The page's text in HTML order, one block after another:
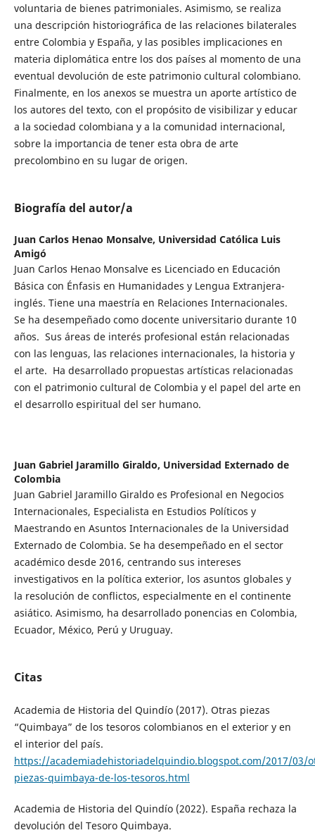
voluntaria de bienes patrimoniales. Asimismo, se realiza
una descripción historiográfica de las relaciones bilaterales
entre Colombia y España, y las posibles implicaciones en
materia diplomática entre los dos países al momento de una
eventual devolución de este patrimonio cultural colombiano.
Finalmente, en los anexos se muestra un aporte artístico de
los autores del texto, con el propósito de visibilizar y educar
a la sociedad colombiana y a la comunidad internacional,
sobre la importancia de tener esta obra de arte
precolombino en su lugar de origen.
Biografía del autor/a
Juan Carlos Henao Monsalve, Universidad Católica Luis
Amigó
Juan Carlos Henao Monsalve es Licenciado en Educación
Básica con Énfasis en Humanidades y Lengua Extranjera-
inglés. Tiene una maestría en Relaciones Internacionales.
Se ha desempeñado como docente universitario durante 10
años. Sus áreas de interés profesional están relacionadas
con las lenguas, las relaciones internacionales, la historia y
el arte. Ha desarrollado propuestas artísticas relacionadas
con el patrimonio cultural de Colombia y el papel del arte en
el desarrollo espiritual del ser humano.
Juan Gabriel Jaramillo Giraldo, Universidad Externado de
Colombia
Juan Gabriel Jaramillo Giraldo es Profesional en Negocios
Internacionales, Especialista en Estudios Políticos y
Maestrando en Asuntos Internacionales de la Universidad
Externado de Colombia. Se ha desempeñado en el sector
académico desde 2016, centrando sus intereses
investigativos en la política exterior, los asuntos globales y
la resolución de conflictos, especialmente en el continente
asiático. Asimismo, ha desarrollado ponencias en Colombia,
Ecuador, México, Perú y Uruguay.
Citas
Academia de Historia del Quindío (2017). Otras piezas
“Quimbaya” de los tesoros colombianos en el exterior y en
el interior del país.
https://academiadehistoriadelquindio.blogspot.com/2017/03/
piezas-quimbaya-de-los-tesoros.html
Academia de Historia del Quindío (2022). España rechaza la
devolución del Tesoro Quimbaya.